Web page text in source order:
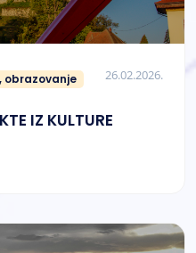
obrazovanje 26.02.2026.
IZ KULTURE